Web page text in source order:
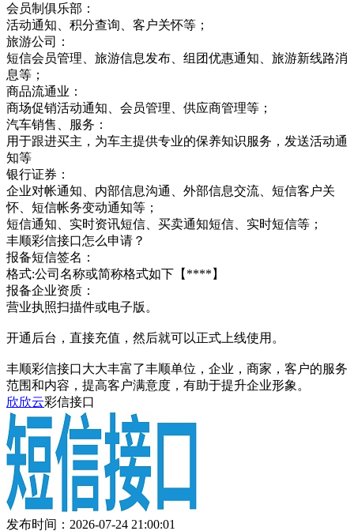
会员制俱乐部：
活动通知、积分查询、客户关怀等；
旅游公司：
短信会员管理、旅游信息发布、组团优惠通知、旅游新线路消
息等；
商品流通业：
商场促销活动通知、会员管理、供应商管理等；
汽车销售、服务：
用于跟进买主，为车主提供专业的保养知识服务，发送活动通
知等
银行证券：
企业对帐通知、内部信息沟通、外部信息交流、短信客户关
怀、短信帐务变动通知等；
短信通知、实时资讯短信、买卖通知短信、实时短信等；
丰顺彩信接口怎么申请？
报备短信签名：
格式:公司名称或简称格式如下【****】
报备企业资质：
营业执照扫描件或电子版。
开通后台，直接充值，然后就可以正式上线使用。
丰顺彩信接口大大丰富了丰顺单位，企业，商家，客户的服务
范围和内容，提高客户满意度，有助于提升企业形象。
欣欣云彩信接口
发布时间：2026-07-24 21:00:01